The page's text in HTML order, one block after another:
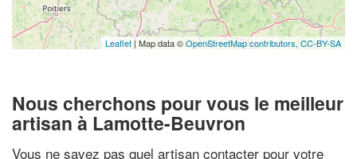
Leaflet| Map data ©OpenStreetMap contributors, CC-BY-SA
Nous cherchons pour vous le meilleur
artisan à Lamotte-Beuvron
Vous ne savez pas quel artisan contacter pour votre